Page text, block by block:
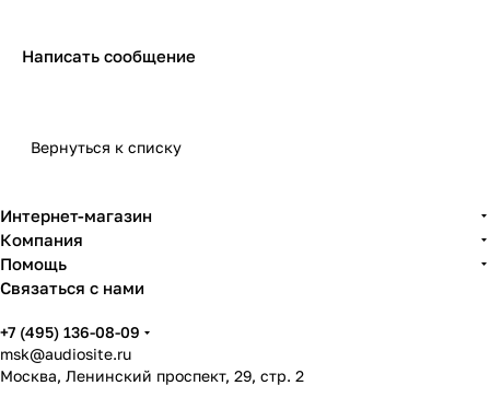
Написать сообщение
Вернуться к списку
Интернет-магазин
Компания
Помощь
Связаться с нами
+7 (495) 136-08-09
msk@audiosite.ru
Москва, Ленинский проспект, 29, стр. 2